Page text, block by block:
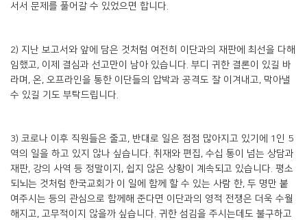
서서 문제를 풀어갈 수 있었으면 합니다.
2) 지난 보고서와 앞에 담은 것처럼 여전히 이단과의 재판에 최선을 다해
임했고, 이제 결심과 선고만이 남아 있습니다. 부디 귀한 결론이 있길 바
라며, 온, 오프라인을 통한 이단들의 압박과 공격도 잘 이겨내고, 막아낼
수 있길 기도 부탁드립니다.
3) 코로나 이후 직원들은 줄고, 반대로 일은 점점 많아지고 있기에 1인 5
역의 일을 하고 있지 않나 싶습니다. 취재와 편집, 수십 통이 넘는 상담과
재판, 강의 사역 등 정말이지, 쉽지 않은 상황이 계속되고 있습니다. 평소
되뇌는 것처럼 한국교회가 이 일에 함께 할 수 있는 사람 한, 두 명만 붙
여주시는 등의 관심으로 함께해 준다면 이단과의 영적 전쟁은 더욱 수월
해지고, 고무적이지 않을까 싶습니다. 귀한 섬김을 주시는데도 불구하고